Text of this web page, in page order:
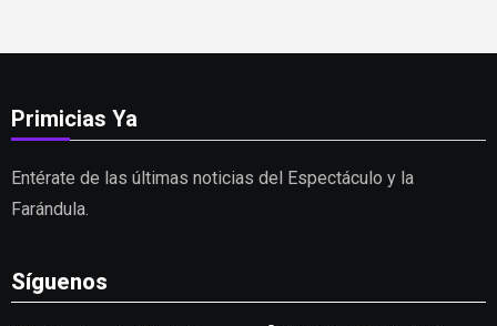
Primicias Ya
Entérate de las últimas noticias del Espectáculo y la
Farándula.
Síguenos